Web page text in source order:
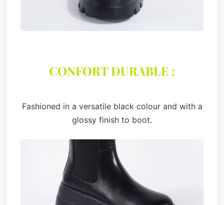
CONFORT DURABLE :
Fashioned in a versatile black colour and with a
glossy finish to boot.